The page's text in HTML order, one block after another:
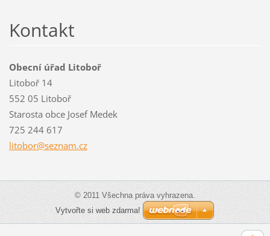
Kontakt
Obecní úřad Litoboř
Litoboř 14
552 05 Litoboř
Starosta obce Josef Medek
725 244 617
litobor@seznam.cz
© 2011 Všechna práva vyhrazena.
Vytvořte si web zdarma!